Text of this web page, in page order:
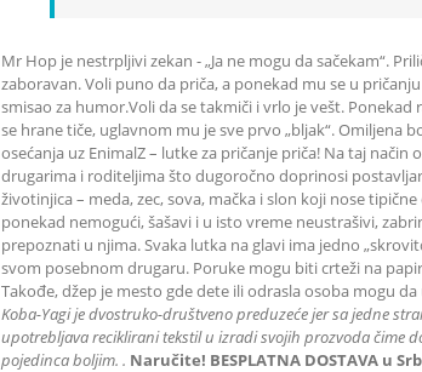
Mr Hop je nestrpljivi zekan - „Ja ne mogu da sačekam“.
zaboravan. Voli puno da priča, a ponekad mu se u
smisao za humor.Voli da se takmiči i vrlo je vešt.
se hrane tiče, uglavnom mu je sve prvo „bljak“. Omiljena
osećanja uz EnimalZ – lutke za pričanje priča! Na taj
drugarima i roditeljima što dugoročno doprinosi
životinjica – meda, zec, sova, mačka i slon koji nose
ponekad nemogući, šašavi i u isto vreme neustrašivi,
prepoznati u njima. Svaka lutka na glavi ima jedno
svom posebnom drugaru. Poruke mogu biti crteži na
Takođe, džep je mesto gde dete ili odrasla osoba mogu
Koba-Yagi je dvostruko-društveno preduzeće jer sa jedne
upotrebljava reciklirani tekstil u izradi svojih prozvoda čime
pojedinca boljim. . Naručite! BESPLATNA DOSTAVA u